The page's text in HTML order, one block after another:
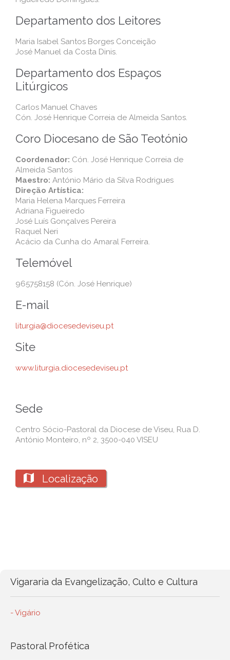
Departamento dos Leitores
Maria Isabel Santos Borges Conceição
José Manuel da Costa Dinis.
Departamento dos Espaços
Litúrgicos
Carlos Manuel Chaves
Cón. José Henrique Correia de Almeida Santos.
Coro Diocesano de São Teotónio
Coordenador: Cón. José Henrique Correia de
Almeida Santos
Maestro: António Mário da Silva Rodrigues
Direção Artística:
Maria Helena Marques Ferreira
Adriana Figueiredo
José Luís Gonçalves Pereira
Raquel Neri
Acácio da Cunha do Amaral Ferreira.
Telemóvel
965758158 (Cón. José Henrique)
E-mail
liturgia@diocesedeviseu.pt
Site
www.liturgia.diocesedeviseu.pt
Sede
Centro Sócio-Pastoral da Diocese de Viseu, Rua D.
António Monteiro, nº 2, 3500-040 VISEU
 Localização
Vigararia da Evangelização, Culto e Cultura
- Vigário
Pastoral Profética